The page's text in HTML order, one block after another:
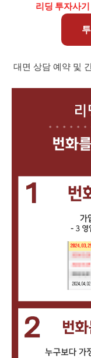
리딩 투자사
대면 상담 예약 및